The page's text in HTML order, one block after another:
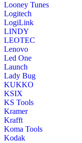
Looney Tunes
Logitech
LogiLink
LINDY
LEOTEC
Lenovo
Led One
Launch
Lady Bug
KUKKO
KSIX
KS Tools
Kramer
Krafft
Koma Tools
Kodak